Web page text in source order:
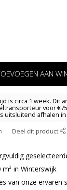
AAN
is circa 1 week. Dit
voor
uitsluitend afhalen in
Deel dit product
m² in Winterswijk
van onze ervaren